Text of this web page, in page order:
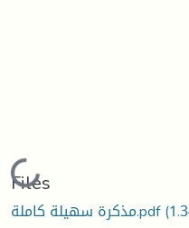
Loading...
Files
مذكرة سهيلة كاملة.pdf